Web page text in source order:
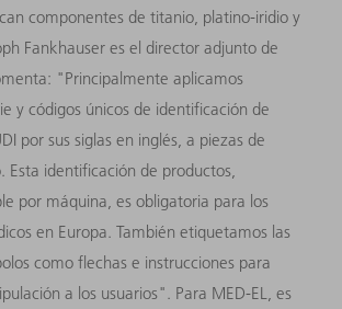
componentes de titanio, platino-iridio y
Fankhauser es el director adjunto de
"Principalmente aplicamos
y códigos únicos de identificación de
por sus siglas en inglés, a piezas de
Esta identificación de productos,
por máquina, es obligatoria para los
en Europa. También etiquetamos las
como flechas e instrucciones para
a los usuarios". Para MED-EL, es